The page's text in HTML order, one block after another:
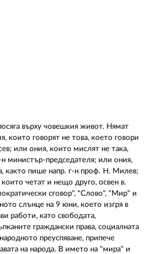
върху човешкия живот. Нямат
които говорят не това, което говори
или ония, които мислят не така,
министър-председателя; или ония,
както пише напр. г-н проф. Н. Милев;
четат и нещо друго, освен в.
сговор", "Слово", "Мир" и
слънце на 9 юни, което изгря в
работи, като свободата,
граждански права, социалната
преуспяване, припече
на народа. В името на "мира" и